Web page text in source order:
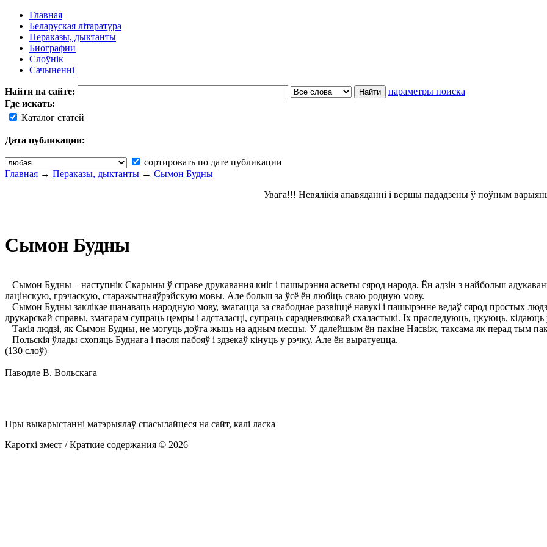
Главная
Беларуская літаратура
Пераказы, дыктанты
Биографии
Слоўнік
Сачыненні
Найти на сайте:
параметры поиска
Где искать:
Каталог статей
Дата публикации:
сортировать по дате публикации
Главная → Пераказы, дыктанты → Сымон Будны
Увага!!! Невялікія апавяданні і вершы пададзены ў поўным
Сымон Будны
Сымон Будны – наступнік Скарыны ў справе друкавання кніг і пашырэння асветы сярод народа. Ён адзін з найбольш
лацінскую, грэчаскую, старажытнаяўрэйскую мовы. Але больш за ўсё ён любіць сваю родную мову.
Сымон Будны заклікае шанаваць народную мову, змагацца за свабоднае развіццё навукі і пашырэнне ведаў сярод простых
друкарскай справы, змагарам супраць цемры і адсталасці, супраць сярэдневяковай схаластыкі. Іх праследуюць, цкуюць,
Такія людзі, як Сымон Будны, не могуць доўга жыць на адным месцы. У далейшым ён пакіне Нясвіж, таксама як перад тым
Польскія ўлады схопяць Буднага і пасля пабояў і здзекаў кінуць у рэчку. Але ён выратуецца.
(130 слоў)
Паводле В. Вольскага
Пры выкарыстанні матэрыялаў спасылайцеся на сайт, калі ласка
Кароткі змест / Краткие содержания © 2026